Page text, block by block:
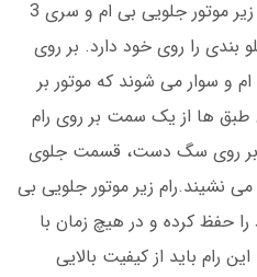
رام زیر موتور بی ام و سری 3رام زیر موتور جلویی بی ام و سری 3
بندی را روی خود دارد. بر روی
و سوار می شوند که موتور بر
طبق ها از یک سمت بر روی رام
بر روی سگ دست، قسمت جلوی
نشیند.رام زیر موتور جلویی بی
خود را حفظ کرده و در هیچ زمان با
رام باید از کیفیت بالایی